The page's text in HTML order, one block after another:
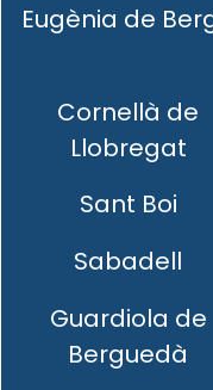
Eugènia de
Cornellà de
Llobregat
Sant Boi
Sabadell
Guardiola de
Berguedà